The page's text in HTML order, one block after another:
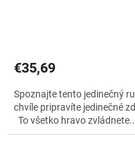
€35,69
Spoznajte tento jedinečný
chvíle pripravíte jedinečné
To všetko hravo